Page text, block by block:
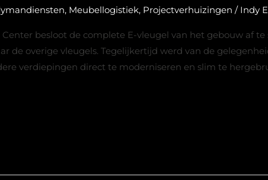
, Meubellogistiek​, Projectverhuizingen / Indy
besloot de complete E-vleugel van het gebouw af te
de overige vleugels. Tegelijkertijd werd van de
verdiepingen direct te moderniseren en slim te